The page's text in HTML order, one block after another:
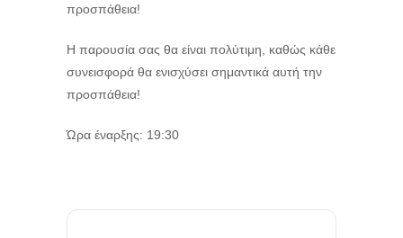
προσπάθεια!
Η παρουσία σας θα είναι πολύτιμη, καθώς κάθε
συνεισφορά θα ενισχύσει σημαντικά αυτή την
προσπάθεια!
Ώρα έναρξης: 19:30